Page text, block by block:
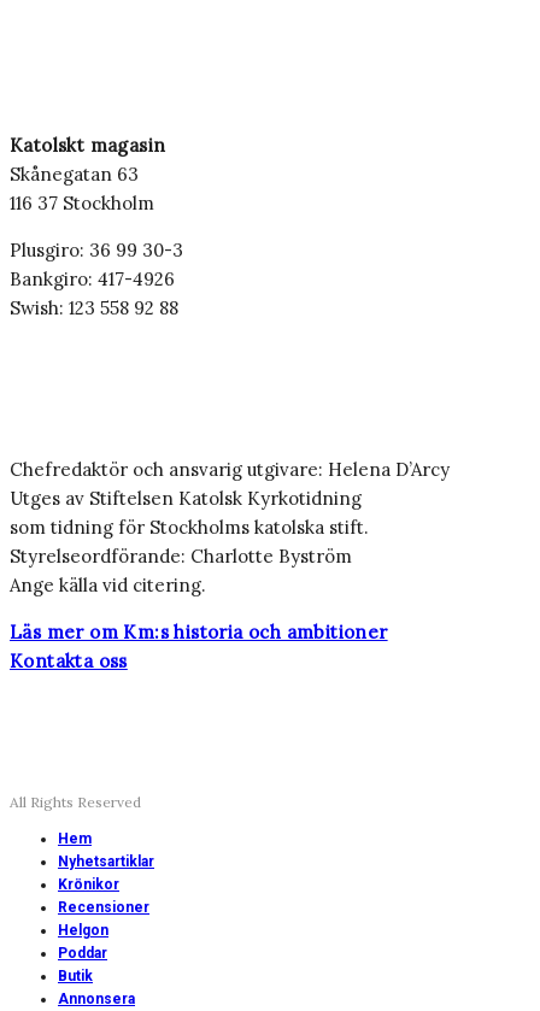
Katolskt magasin
Skånegatan 63
116 37 Stockholm
Plusgiro: 36 99 30-3
Bankgiro: 417-4926
Swish: 123 558 92 88
Chefredaktör och ansvarig utgivare: Helena D’Arcy
Utges av Stiftelsen Katolsk Kyrkotidning
som tidning för Stockholms katolska stift.
Styrelseordförande: Charlotte Byström
Ange källa vid citering.
Läs mer om Km:s historia och ambitioner
Kontakta oss
All Rights Reserved
Hem
Nyhetsartiklar
Krönikor
Recensioner
Helgon
Poddar
Butik
Annonsera